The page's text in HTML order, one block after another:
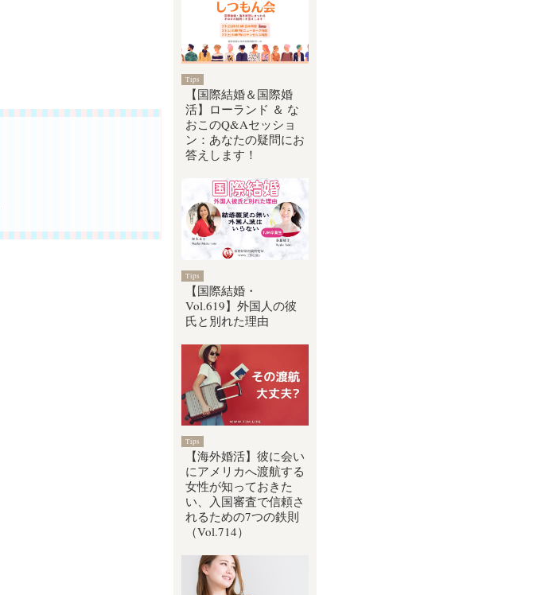
Tips
【国際結婚＆国際婚
活】ローランド ＆ な
おこのQ&Aセッショ
ン：あなたの疑問にお
答えします！
Tips
【国際結婚・
Vol.619】外国人の彼
氏と別れた理由
Tips
【海外婚活】彼に会い
にアメリカへ渡航する
女性が知っておきた
い、入国審査で信頼さ
れるための7つの鉄則
（Vol.714）